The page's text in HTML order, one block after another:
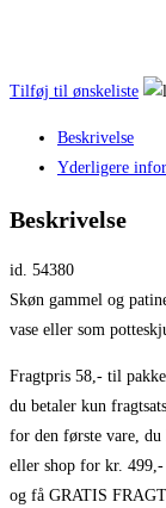
Tilføj til ønskeliste
Beskrivelse
Yderligere
Beskrivelse
id. 54380
Skøn gammel og
vase eller som
Fragtpris 58,- til
du betaler kun
for den første vare,
eller shop for kr. 499,-
og få GRATIS